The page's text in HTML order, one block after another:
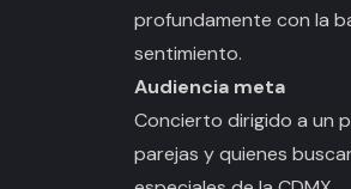
profundamente con la
sentimiento.
Audiencia meta
Concierto dirigido a un
parejas y quienes